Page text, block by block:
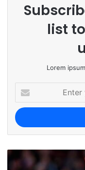
list
Lorem
e
o
u